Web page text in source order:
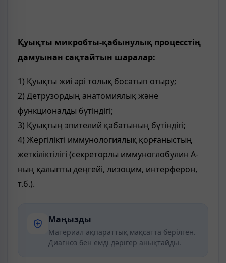
Қуықты микробты-қабынулық процесстің
дамуынан сақтайтын шаралар:
1) Қуықты жиі әрі толық босатып отыру;
2) Детрузордың анатомиялық және
функционалды бүтіндігі;
3) Қуықтың эпителий қабатының бүтіндігі;
4) Жергілікті иммунологиялық қорғаныстың
жеткіліктілігі (секреторлы иммуноглобулин А-
ның қалыпты деңгейі, лизоцим, интерферон,
т.б.).
Маңызды
Материал ақпараттық мақсатта берілген.
Диагноз бен емді дәрігер анықтайды.